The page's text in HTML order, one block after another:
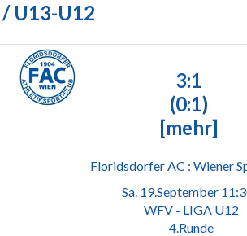
U13-U12
3:1
(0:1)
[mehr]
Floridsdorfer AC : Wiener
Sa. 19.September
WFV - LIGA U12
4.Runde